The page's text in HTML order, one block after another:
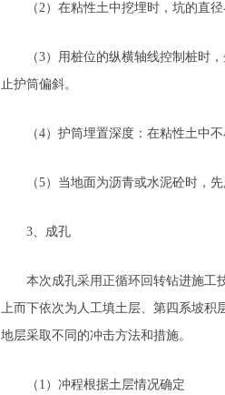
（2）在粘性土中挖埋时，坑的直径
（3）用桩位的纵横轴线控制桩时，
止护筒偏斜。
（4）护筒埋置深度：在粘性土中不
（5）当地面为沥青或水泥砼时，先
3、成孔
本次成孔采用正循环回转钻进施工技
上而下依次为人工填土层、第四系坡积
地层采取不同的冲击方法和措施。
（1）冲程根据土层情况确定